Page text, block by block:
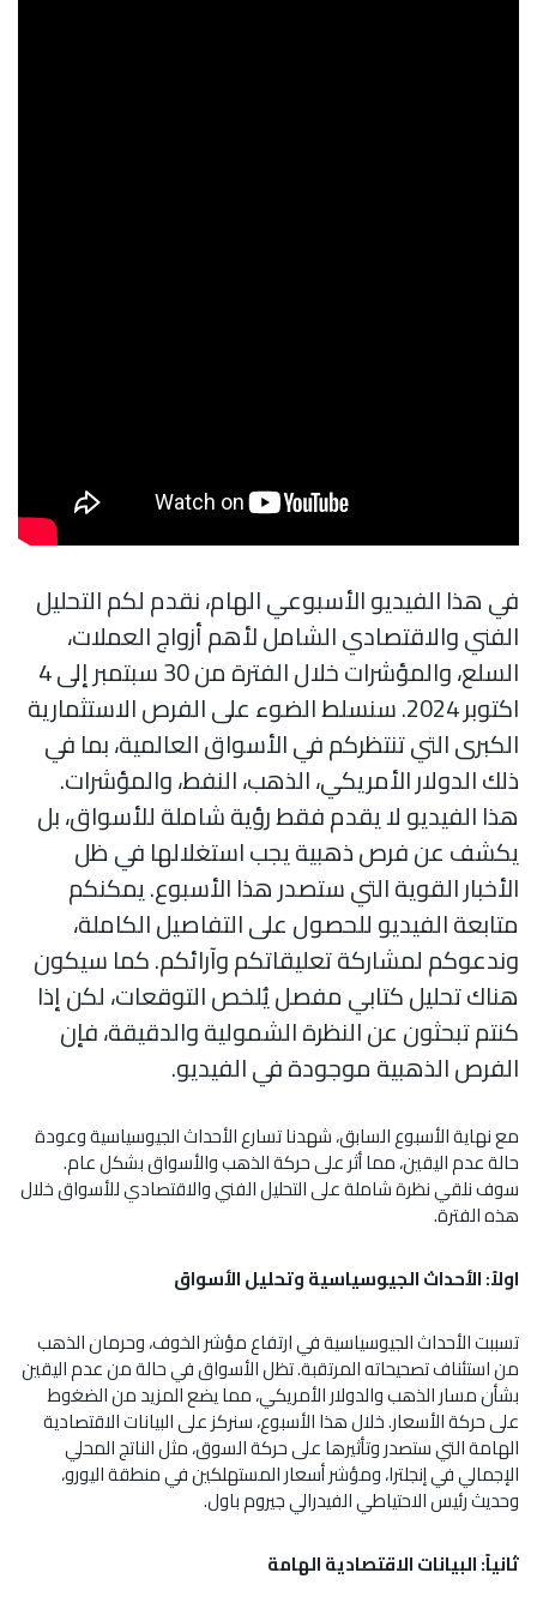
في هذا الفيديو الأسبوعي الهام، نقدم لكم التحليل
الفني والاقتصادي الشامل لأهم أزواج العملات،
السلع، والمؤشرات خلال الفترة من 30 سبتمبر إلى 4
اكتوبر 2024. سنسلط الضوء على الفرص الاستثمارية
الكبرى التي تنتظركم في الأسواق العالمية، بما في
ذلك الدولار الأمريكي، الذهب، النفط، والمؤشرات.
هذا الفيديو لا يقدم فقط رؤية شاملة للأسواق، بل
يكشف عن فرص ذهبية يجب استغلالها في ظل
الأخبار القوية التي ستصدر هذا الأسبوع. يمكنكم
متابعة الفيديو للحصول على التفاصيل الكاملة،
وندعوكم لمشاركة تعليقاتكم وآرائكم. كما سيكون
هناك تحليل كتابي مفصل يُلخص التوقعات، لكن إذا
كنتم تبحثون عن النظرة الشمولية والدقيقة، فإن
الفرص الذهبية موجودة في الفيديو.
مع نهاية الأسبوع السابق، شهدنا تسارع الأحداث الجيوسياسية وعودة
حالة عدم اليقين، مما أثر على حركة الذهب والأسواق بشكل عام.
سوف نلقي نظرة شاملة على التحليل الفني والاقتصادي للأسواق خلال
هذه الفترة.
اولاً: الأحداث الجيوسياسية وتحليل الأسواق
تسببت الأحداث الجيوسياسية في ارتفاع مؤشر الخوف، وحرمان الذهب
من استئناف تصحيحاته المرتقبة. تظل الأسواق في حالة من عدم اليقين
بشأن مسار الذهب والدولار الأمريكي، مما يضع المزيد من الضغوط
على حركة الأسعار. خلال هذا الأسبوع، سنركز على البيانات الاقتصادية
الهامة التي ستصدر وتأثيرها على حركة السوق، مثل الناتج المحلي
الإجمالي في إنجلترا، ومؤشر أسعار المستهلكين في منطقة اليورو،
وحديث رئيس الاحتياطي الفيدرالي جيروم باول.
ثانياً: البيانات الاقتصادية الهامة